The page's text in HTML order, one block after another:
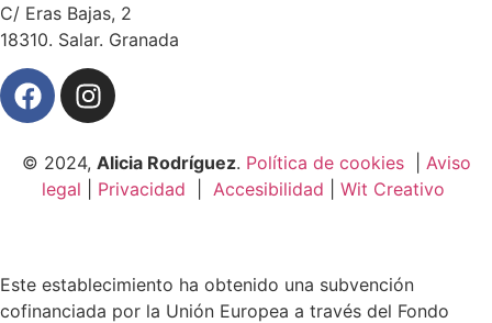
C/ Eras Bajas, 2
18310. Salar. Granada
© 2024, Alicia Rodríguez. Política de cookies| Aviso
legal
Privacidad Accesibilidad Wit Creativo
Este establecimiento ha obtenido una subvención
cofinanciada por la Unión Europea a través del Fondo